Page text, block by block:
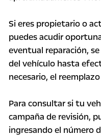
Si eres propietario o
puedesacudir
eventual reparación,
del vehículo hasta
necesario, el
Para consultar si tu
campaña de revisión,
ingresando el número